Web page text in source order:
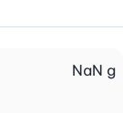
NaN g